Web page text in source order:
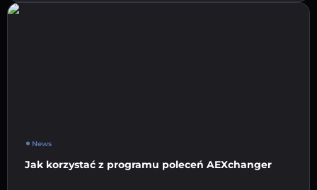
News
Jak korzystać z programu poleceń AEXchanger